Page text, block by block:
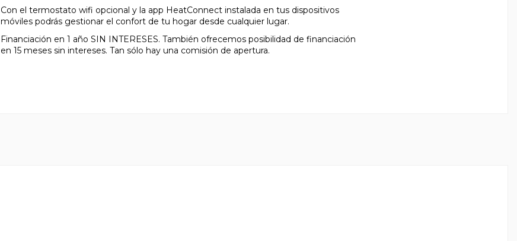
Con el termostato wifi opcional y la app HeatConnect instalada en tus dispositivos
móviles podrás gestionar el confort de tu hogar desde cualquier lugar.
Financiación en 1 año SIN INTERESES. También ofrecemos posibilidad de financiación
en 15 meses sin intereses. Tan sólo hay una comisión de apertura.